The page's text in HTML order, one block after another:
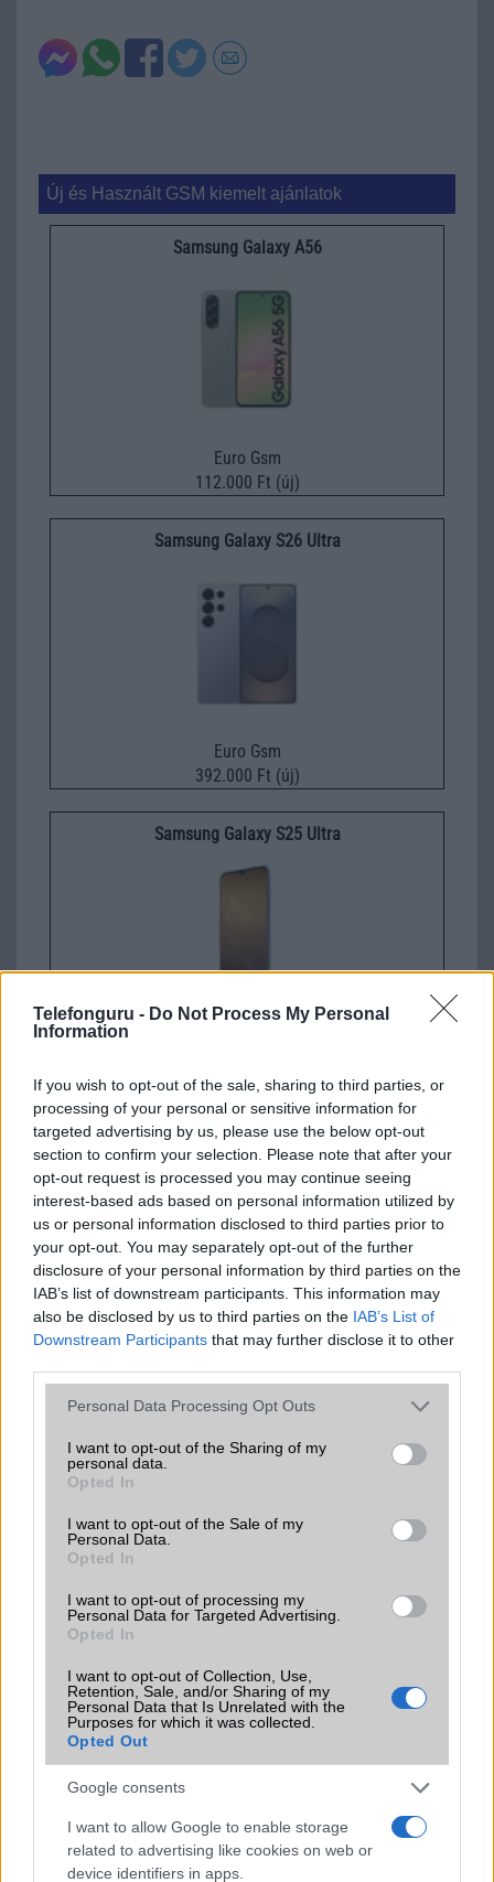
Telefonguru - Do Not Process My Personal
Information
If you wish to opt-out of the sale, sharing to third parties, or
processing of your personal or sensitive information for
targeted advertising by us, please use the below opt-out
section to confirm your selection. Please note that after your
opt-out request is processed you may continue seeing
interest-based ads based on personal information utilized by
us or personal information disclosed to third parties prior to
your opt-out. You may separately opt-out of the further
disclosure of your personal information by third parties on the
IAB’s list of downstream participants. This information may
also be disclosed by us to third parties on the IAB’s List of
Downstream Participants that may further disclose it to other
Please note that this website/app uses one or more Google
not limited to your visit or usage behaviour. You may click to
grant or deny consent to Google and its third-party tags to
use your data for below specified purposes in below Google
consent section.
Personal Data Processing Opt Outs
I want to opt-out of the Sharing of my
personal data.
Opted In
I want to opt-out of the Sale of my
Personal Data.
Opted In
I want to opt-out of processing my
Personal Data for Targeted Advertising.
Opted In
I want to opt-out of Collection, Use,
Retention, Sale, and/or Sharing of my
Personal Data that Is Unrelated with the
Purposes for which it was collected.
Opted Out
Google consents
I want to allow Google to enable storage
related to advertising like cookies on web or
device identifiers in apps.
Új és Használt GSM kiemelt ajánlatok
Samsung Galaxy A56
Euro Gsm
112.000 Ft (új)
Samsung Galaxy S26 Ultra
Euro Gsm
392.000 Ft (új)
Samsung Galaxy S25 Ultra
A Honor mostantól 7 év Android
frissítést kínál, ezzel utolérve a
Samsungot és a Google-t
2025.03.03| Android Police
Az Androidos telefonok közötti versenyben egyre
fontosabb szerepet kap a szoftveres támogatás
időtartama, és most a Honor bejelentette, hogy legújabb
Samsung Galaxy S26 Ultra: új szintre
kamerával
2025.08.05
a legfrissebb szivárgások szerint jelentős
kamerafejlesztést kap, amely különösen az alacsony
fényviszonyok között történő fotózásban hozhat áttörést.
Ha 5G telefonja szerepel ezen a listán,
akkor mielőbb telepítenie kell az összes
2023.12.11| Phone Arena
Szingapúri egyetemi kutatók fedezték fel, hogy
sebezhetőséget találtak a Qualcomm és a MediaTek által
gyártott 5G modemekben, így 714 5G telefon nyitva
Bejelentették a Honor Magic 7-et 80 W-
os vezeték nélküli töltéssel,
Snapdragon 8 Elite-tel és még sok